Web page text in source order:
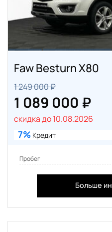
Faw Besturn X80
1 249 000 ₽
1 089 000 ₽
скидка до 10.08.2026
7% Кредит
Пробег
Больше